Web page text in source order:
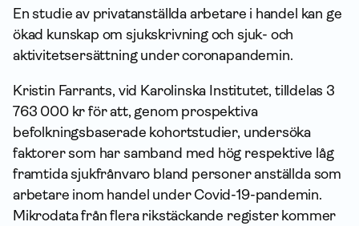
En studie av privatanställda arbetare i handel kan ge
ökad kunskap om sjukskrivning och sjuk- och
aktivitetsersättning under coronapandemin.
Kristin Farrants, vid Karolinska Institutet, tilldelas 3
763 000 kr för att, genom prospektiva
befolkningsbaserade kohortstudier, undersöka
faktorer som har samband med hög respektive låg
framtida sjukfrånvaro bland personer anställda som
arbetare inom handel under Covid-19-pandemin.
Mikrodata från flera rikstäckande register kommer